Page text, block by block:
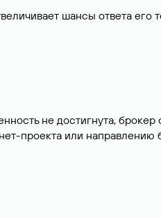
шансы ответа
не достигнута,
проекта или направлению